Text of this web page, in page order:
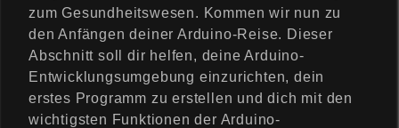
zum Gesundheitswesen. Kommen wir nun zu
den Anfängen deiner Arduino-Reise. Dieser
Abschnitt soll dir helfen, deine Arduino-
Entwicklungsumgebung einzurichten, dein
erstes Programm zu erstellen und dich mit den
wichtigsten Funktionen der Arduino-